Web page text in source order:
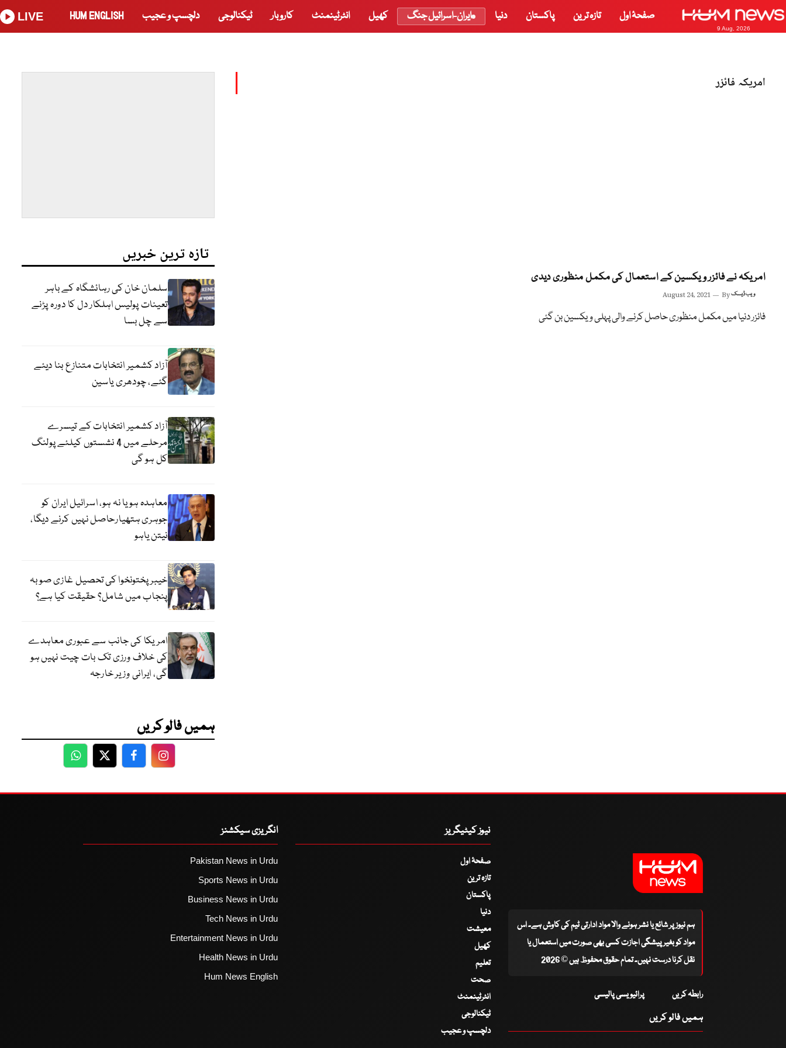
9 Aug, 2026
صفحۂ اول تازہ ترین پاکستان دنیا ایران-اسرائیل جنگ کھیل انٹرٹینمنٹ کاروبار ٹیکنالوجی دلچسپ و عجیب HUM ENGLISH
LIVE
امریکہ فائزر
امریکہ نے فائزر ویکسین کے استعمال کی مکمل منظوری دیدی
August 24, 2021 Byویب ڈیسک
فائزر دنیا میں مکمل منظوری حاصل کرنے والی پہلی ویکسین بن گئی
تازہ ترین خبریں
سلمان خان کی رہائشگاہ کے باہر
تعینات پولیس اہلکار دل کا دورہ پڑنے
سے چل بسا
آزاد کشمیر انتخابات متنازع بنا دیئے
گئے، چودھری یاسین
آزاد کشمیر انتخابات کے تیسرے
مرحلے میں 4 نشستوں کیلئے پولنگ
کل ہو گی
معاہدہ ہو یا نہ ہو، اسرائیل ایران کو
جوہری ہتھیارحاصل نہیں کرنے دیگا،
نیتن یاہو
خیبر پختونخوا کی تحصیل غازی صوبہ
پنجاب میں شامل؟ حقیقت کیا ہے؟
امریکا کی جانب سے عبوری معاہدے
کی خلاف ورزی تک بات چیت نہیں ہو
گی، ایرانی وزیر خارجہ
ہمیں فالو کریں
WhatsApp
TwitterFacebookFacebook
ہم نیوز پر شائع یا نشر ہونے والا مواد ادارتی ٹیم کی کاوش ہے۔ اس
مواد کو بغیر پیشگی اجازت کسی بھی صورت میں استعمال یا
نقل کرنا درست نہیں۔ تمام حقوق محفوظ ہیں © 2026
رابطہ کریں پرائیویسی پالیسی
ہمیں فالو کریں
نیوز کیٹیگریز
صفحۂ اول
تازہ ترین
پاکستان
دنیا
معیشت
کھیل
تعلیم
صحت
انٹرٹینمنٹ
ٹیکنالوجی
دلچسپ و عجیب
انگریزی سیکشنز
Pakistan News in Urdu
Sports News in Urdu
Business News in Urdu
Tech News in Urdu
Entertainment News in Urdu
Health News in Urdu
Hum News English